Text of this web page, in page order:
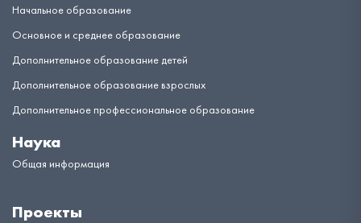
Начальное образование
Основное и среднее образование
Дополнительное образование детей
Дополнительное образование взрослых
Дополнительное профессиональное образование
Наука
Общая информация
Проекты